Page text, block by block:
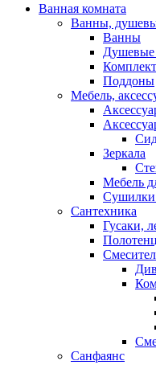
Ванная комната
Ванны,
Ванны
Поддоны
Мебель,
Зеркала
Мебель
Сушилки
Сантехника
Гусаки,
Санфаянс